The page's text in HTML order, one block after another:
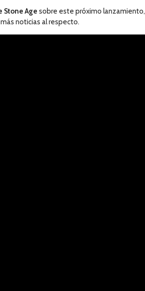
Stone Age sobre este próximo lanzamiento,
noticias al respecto.